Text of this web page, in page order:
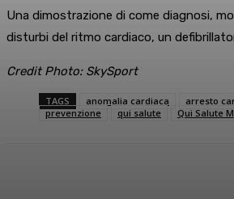
Una dimostrazione di come diagnosi,
disturbi del ritmo cardiaco, un
Credit Photo: SkySport
TAGS anomalia cardiaca arresto
prevenzione
qui salute Qui Salute